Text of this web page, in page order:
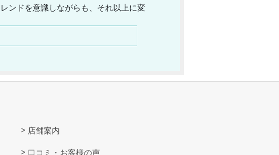
ンドを意識しながらも、それ以上に変
ゆるジャンルに拡がっていますが、定
店舗案内
口コミ・お客様の声